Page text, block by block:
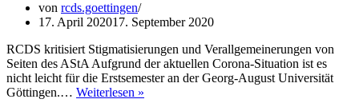
von rcds.goettingen
17. April 202017. September 2020
RCDS kritisiert Stigmatisierungen und Verallgemeinerungen von
Seiten des AStA Aufgrund der aktuellen Corona-Situation ist es
nicht leicht für die Erstsemester an der Georg-August Universität
Göttingen.… Weiterlesen »